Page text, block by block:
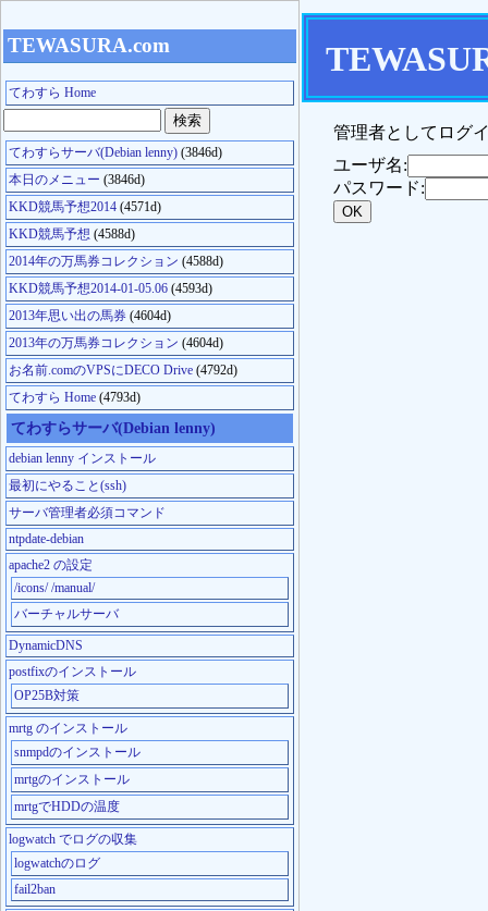
管理者としてログ
ユーザ名:
パスワード:
TEWASURA.com
てわすら Home
てわすらサーバ(Debian lenny) (3846d)
本日のメニュー (3846d)
KKD競馬予想2014 (4571d)
KKD競馬予想 (4588d)
2014年の万馬券コレクション (4588d)
KKD競馬予想2014-01-05.06 (4593d)
2013年思い出の馬券 (4604d)
2013年の万馬券コレクション (4604d)
お名前.comのVPSにDECO Drive (4792d)
てわすら Home (4793d)
てわすらサーバ(Debian lenny)
debian lenny インストール
最初にやること(ssh)
サーバ管理者必須コマンド
ntpdate-debian
apache2 の設定
/icons/ /manual/
バーチャルサーバ
DynamicDNS
postfixのインストール
OP25B対策
mrtg のインストール
snmpdのインストール
mrtgのインストール
mrtgでHDDの温度
logwatch でログの収集
logwatchのログ
fail2ban